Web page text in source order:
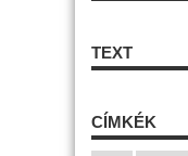
TEXT
CÍMKÉK